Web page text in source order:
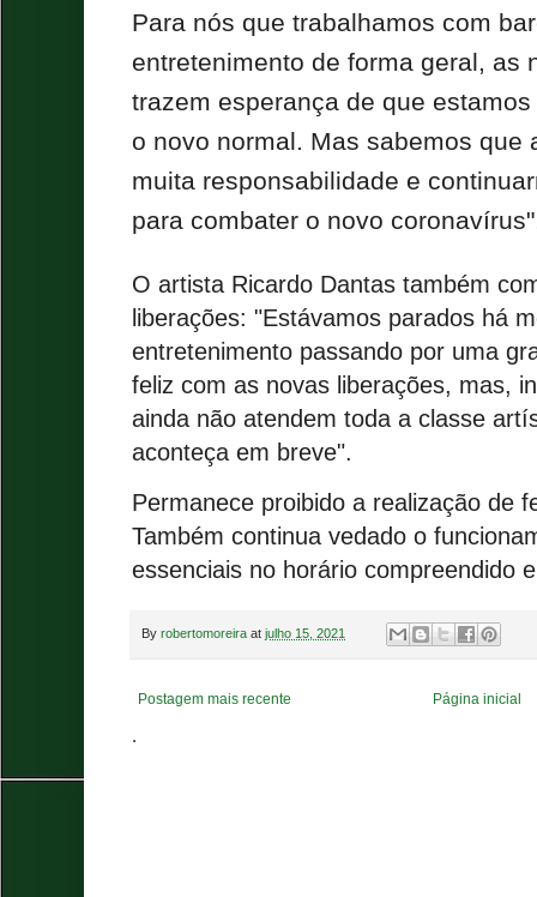
Para nós que trabalhamos com
entretenimento de forma geral, as
trazem esperança de que
o novo normal. Mas sabemos que
muita responsabilidade e
para combater o novo
O artista Ricardo Dantas também
liberações: "Estávamos parados há
entretenimento passando por uma
feliz com as novas liberações, mas,
ainda não atendem toda a classe
aconteça em breve".
Permanece proibido a realização de
Também continua vedado o
essenciais no horário compreendido
By robertomoreira at julho 15, 2021
Postagem mais recente Página inicial
.